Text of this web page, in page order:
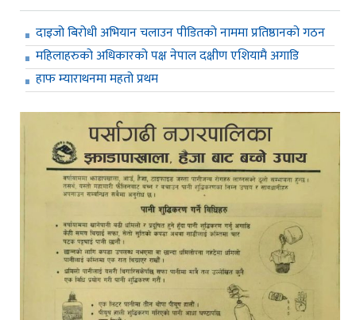
दाइजो बिरोधी अभियान चलाउन पीडितको नाममा प्रतिष्ठानको गठन
महिलाहरुको अधिकारको पक्ष नेपाल दक्षीण एशियामै अगाडि
हाफ म्याराथनमा महतो प्रथम